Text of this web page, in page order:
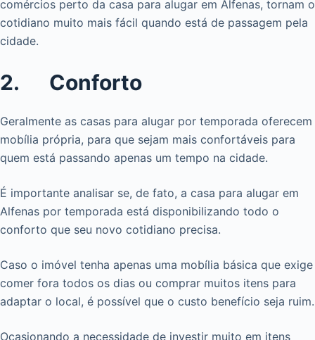
comércios perto da casa para alugar em Alfenas, tornam o
cotidiano muito mais fácil quando está de passagem pela
cidade.
2. Conforto
Geralmente as casas para alugar por temporada oferecem
mobília própria, para que sejam mais confortáveis para
quem está passando apenas um tempo na cidade.
É importante analisar se, de fato, a casa para alugar em
Alfenas por temporada está disponibilizando todo o
conforto que seu novo cotidiano precisa.
Caso o imóvel tenha apenas uma mobília básica que exige
comer fora todos os dias ou comprar muitos itens para
adaptar o local, é possível que o custo benefício seja ruim.
Ocasionando a necessidade de investir muito em itens